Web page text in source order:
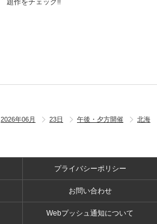
2026年06月 23日 午後・夕方開催
北海
プライバシーポリシー
お問い合わせ
Webプッシュ通知について